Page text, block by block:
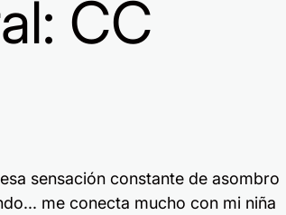
CC
sensación constante de asombro
me conecta mucho con mi niña